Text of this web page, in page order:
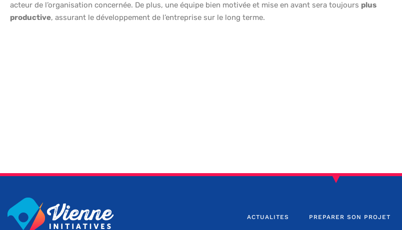
acteur de l’organisation concernée. De plus, une équipe bien motivée et mise en avant sera toujours plus
productive, assurant le développement de l’entreprise sur le long terme.
ACTUALITES PREPARER SON PROJET